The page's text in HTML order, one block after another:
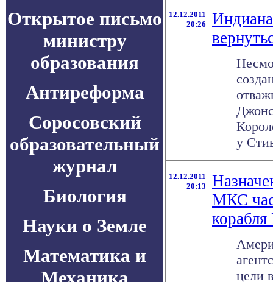
Открытое письмо
министру
образования
Антиреформа
Соросовский
образовательный
журнал
Биология
Науки о Земле
Математика и
Механика
12.12.2011
20:26
у
12.12.2011
20:13
МКС
цели